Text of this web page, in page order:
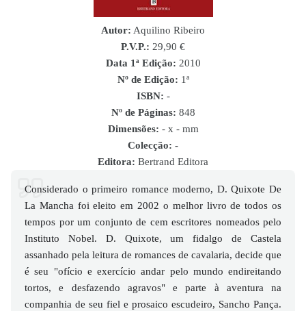
Autor: Aquilino Ribeiro
P.V.P.: 29,90 €
Data 1ª Edição: 2010
Nº de Edição: 1ª
ISBN: -
Nº de Páginas: 848
Dimensões: - x - mm
Colecção: -
Editora: Bertrand Editora
Considerado o primeiro romance moderno, D. Quixote De
La Mancha foi eleito em 2002 o melhor livro de todos os
tempos por um conjunto de cem escritores nomeados pelo
Instituto Nobel. D. Quixote, um fidalgo de Castela
assanhado pela leitura de romances de cavalaria, decide que
é seu "ofício e exercício andar pelo mundo endireitando
tortos, e desfazendo agravos" e parte à aventura na
companhia de seu fiel e prosaico escudeiro, Sancho Pança.